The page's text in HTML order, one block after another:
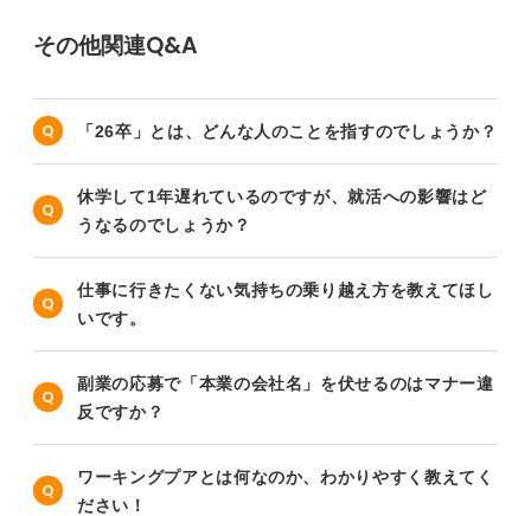
その他関連Q&A
「26卒」とは、どんな人のことを指すのでしょうか？
休学して1年遅れているのですが、就活への影響はど
うなるのでしょうか？
仕事に行きたくない気持ちの乗り越え方を教えてほし
いです。
副業の応募で「本業の会社名」を伏せるのはマナー違
反ですか？
ワーキングプアとは何なのか、わかりやすく教えてく
ださい！